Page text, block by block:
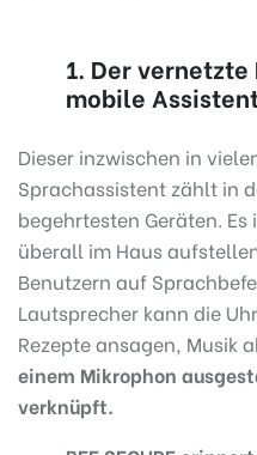
1. Der
mobile
Dieser inzwischen in
Sprachassistent zählt in
begehrtesten Geräten. Es
überall im Haus
Benutzern auf
Lautsprecher kann die
Rezepte ansagen, Musik
einem Mikrophon
verknüpft.